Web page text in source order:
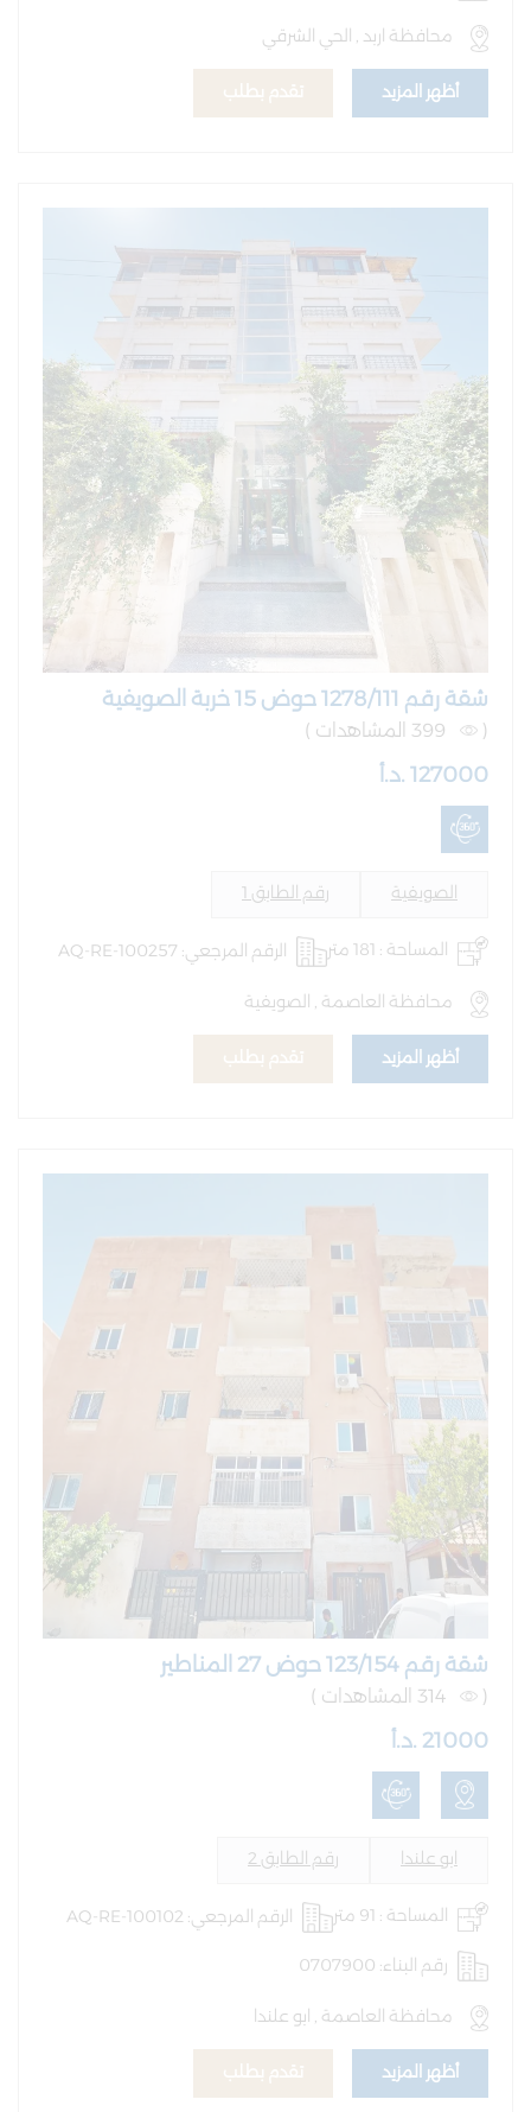
محافظة اربد , الحي الشرقي
أظهر المزيد
شقة رقم 1278/111 حوض 15 خربة الصويفية
(
127000 .د.أ
الصويفية رقم الطابق 1
المساحة : 181 متر
الرقم المرجعي: AQ-RE-100257
محافظة العاصمة , الصويفية
أظهر المزيد
شقة رقم 123/154 حوض 27 المناطير
(
21000 .د.أ
ابو علندا رقم الطابق 2
المساحة : 91 متر
الرقم المرجعي: AQ-RE-100102
رقم البناء: 0707900
محافظة العاصمة , ابو علندا
أظهر المزيد